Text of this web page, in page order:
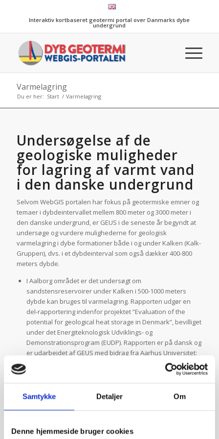
Samtykke Detaljer Om
Denne hjemmeside bruger cookies
Interaktiv kortbaseret geotermi portal over Danmarks dybe
undergrund
Varmelagring
Du er her: Start / Varmelagring
Undersøgelse af de
geologiske muligheder
for lagring af varmt vand
i den danske undergrund
Selvom WebGIS portalen har fokus på geotermiske emner og
temaer i dybdeintervallet mellem 800 meter og 3000 meter i
den danske undergrund, er GEUS i de seneste år begyndt at
undersøge og vurdere mulighederne for geologisk
varmelagring i dybe formationer både i og under Kalken (Kalk-
Gruppen), dvs. i et dybdeinterval som også dækker 400-800
meters dybde.
I Aalborg området er det undersøgt om
sandstensreservoirer under Kalken i 500-1000 meters
dybde kan bruges til varmelagring. Rapporten udgør en
del-rapportering indenfor projektet ”Evaluation of the
potential for geological heat storage in Denmark”, bevilliget
under det Energiteknologisk Udviklings- og
Demonstrationsprogram (EUDP). Rapporten er på dansk og
er udarbejdet af GEUS med bidrag fra Aarhus Universitet:
Læs mere om undersøgelse af de geologiske muligheder for
lagring af varmt vand i undergrunden ved Aalborg
Projektet under navnet
sæsonbestemt lagringsteknologi, ved at undersøge